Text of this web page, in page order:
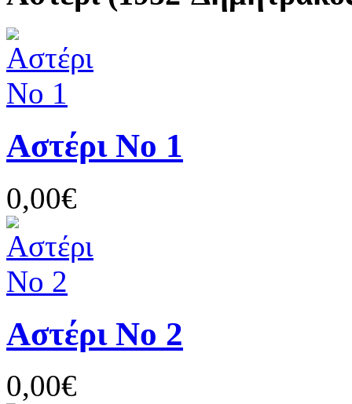
Αστέρι Νο 1
0,00€
Αστέρι Νο 2
0,00€